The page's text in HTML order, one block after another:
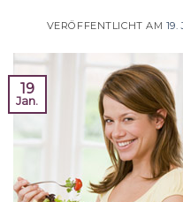
VERÖFFENTLICHT AM
19
Jan.